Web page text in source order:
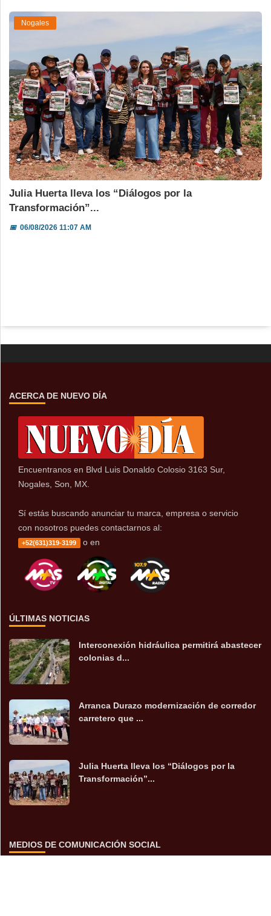
Nogales
Julia Huerta lleva los “Diálogos por la
Transformación”...
📅06/08/2026 11:07 AM
ACERCA DE NUEVO DÍA
Encuentranos en Blvd Luis Donaldo Colosio 3163 Sur,
Nogales, Son, MX.
Sí estás buscando anunciar tu marca, empresa o servicio
con nosotros puedes contactarnos al:
+52(631)319-3199 o en
ÚLTIMAS NOTICIAS
Interconexión hidráulica permitirá abastecer
colonias d...
Arranca Durazo modernización de corredor
carretero que ...
Julia Huerta lleva los “Diálogos por la
Transformación”...
MEDIOS DE COMUNICACIÓN SOCIAL